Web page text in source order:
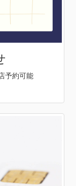
予約可能